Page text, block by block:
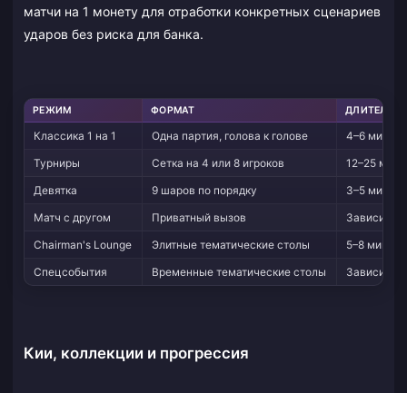
матчи на 1 монету для отработки конкретных сценариев
ударов без риска для банка.
РЕЖИМ ФОРМАТ
Классика 1 на 1 Одна партия, голова к голове
4–6 минут
Турниры
Сетка на 4 или 8 игроков
12–25
Девятка
9 шаров по порядку
3–5 минут
Матч с другом
Приватный вызов
Зависит от
Chairman's Lounge
Элитные тематические столы
5–8 минут
Спецсобытия
Временные тематические столы Зависит
Кии, коллекции и прогрессия